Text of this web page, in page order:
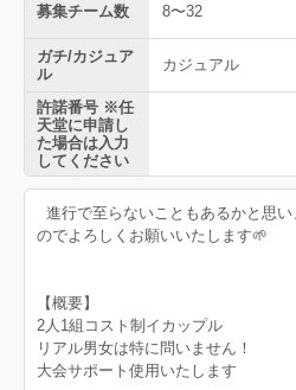
募集チーム数 8〜32
ガチ/カジュア
ル
カジュアル
許諾番号 ※任
天堂に申請し
た場合は入力
してください
進行で至らないこともあるかと思
のでよろしくお願いいたします🌱‬‪
【概要】
2人1組コスト制イカップル
リアル男女は特に問いません！
大会サポート使用いたします